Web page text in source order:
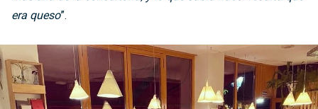
era queso”.